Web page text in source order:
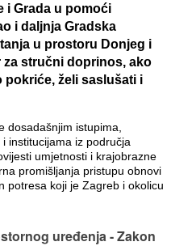
i Grada u pomoći
i daljnja Gradska
u prostoru Donjeg i
stručni doprinos, ako
pokriće, želi saslušati i
dosadašnjim istupima,
institucijama iz područja
umjetnosti i krajobrazne
promišljanja pristupu obnovi
potresa koji je Zagreb i okolicu
uređenja - Zakon